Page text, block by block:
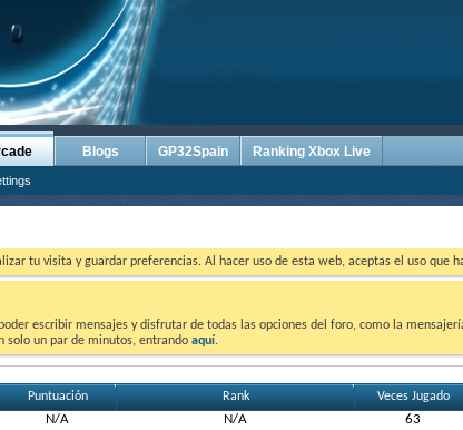
Blogs GP32Spain Ranking Xbox Live
tu visita y guardar preferencias. Al hacer uso de esta web, aceptas el uso que
escribir mensajes y disfrutar de todas las opciones del foro, como la
solo un par de minutos, entrando aquí.
Puntuación Rank Veces Jugado
N/A N/A 63